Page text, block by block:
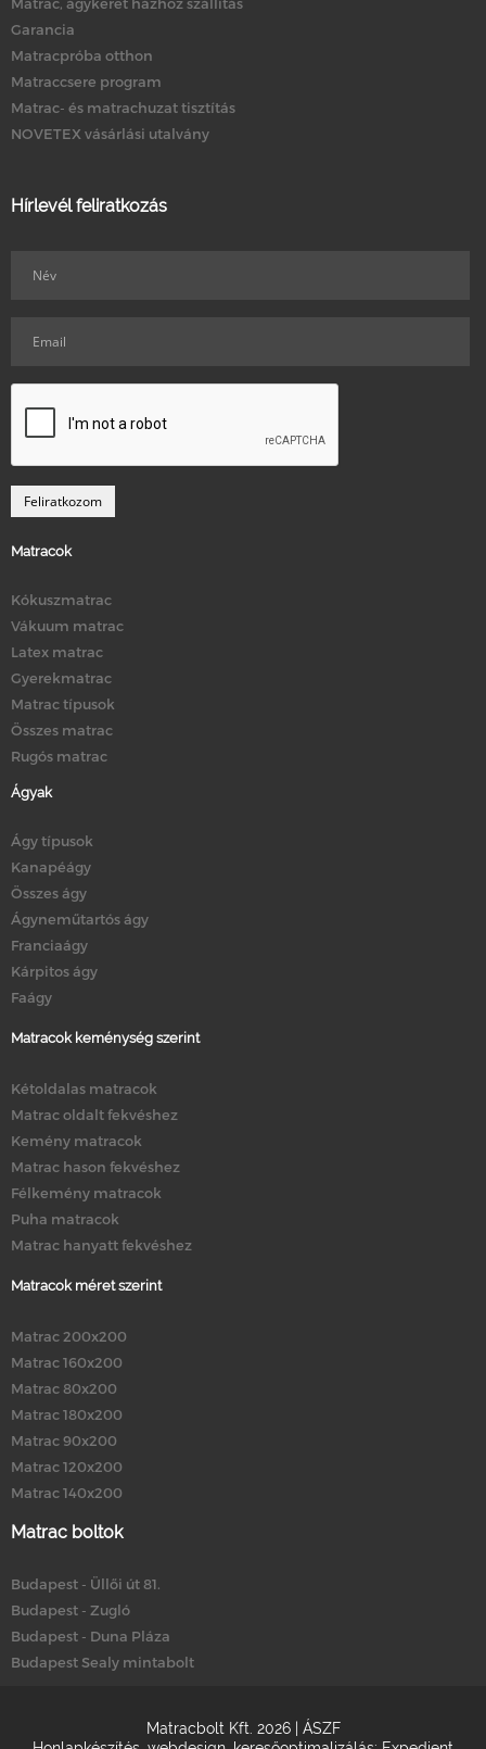
Garancia
Matracpróba otthon
Matraccsere program
Matrac- és matrachuzat tisztítás
NOVETEX vásárlási utalvány
Hírlevél feliratkozás
Matracok
Kókuszmatrac
Vákuum matrac
Latex matrac
Gyerekmatrac
Matrac típusok
Összes matrac
Rugós matrac
Ágyak
Ágy típusok
Kanapéágy
Összes ágy
Ágyneműtartós ágy
Franciaágy
Kárpitos ágy
Faágy
Matracok keménység szerint
Kétoldalas matracok
Matrac oldalt fekvéshez
Kemény matracok
Matrac hason fekvéshez
Félkemény matracok
Puha matracok
Matrac hanyatt fekvéshez
Matracok méret szerint
Matrac 200x200
Matrac 160x200
Matrac 80x200
Matrac 180x200
Matrac 90x200
Matrac 120x200
Matrac 140x200
Matrac boltok
Budapest - Üllői út 81.
Budapest - Zugló
Budapest - Duna Pláza
Budapest Sealy mintabolt
Matracbolt Kft. 2026 | ÁSZF